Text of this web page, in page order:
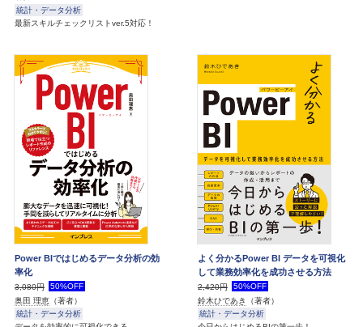
統計・データ分析
最新スキルチェックリストver.5対応！
Power BIではじめるデータ分析の効
率化
3,080円
50%OFF
奥田 理恵 （著者）
統計・データ分析
よく分かるPower BI データを可視化
して業務効率化を成功させる方法
2,420円
50%OFF
鈴木ひであき
（著者）
統計・データ分析